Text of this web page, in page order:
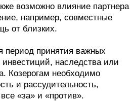
возможно влияние партнера
например, совместные
от близких.
период принятия важных
наследства или
Козерогам необходимо
и рассудительность,
«за» и «против».